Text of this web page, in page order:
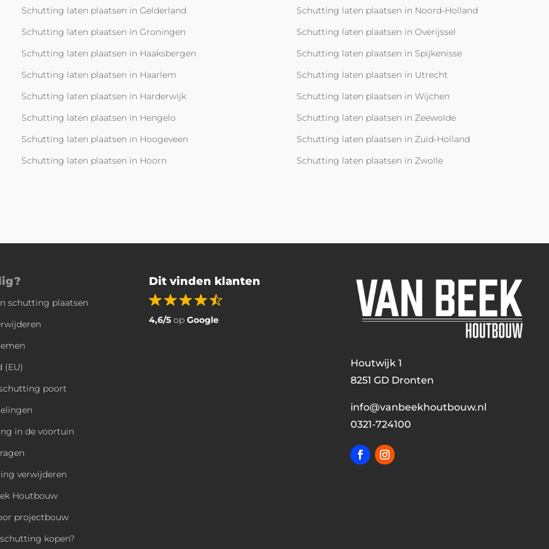
Schutting laten plaatsen in Gelderland
Schutting laten plaatsen in Groningen
Schutting laten plaatsen in Haaksbergen
Schutting laten plaatsen in Haarlem
Schutting laten plaatsen in Harderwijk
Schutting laten plaatsen in Hengelo
Schutting laten plaatsen in Hoogeveen
Schutting laten plaatsen in Hoorn
Schutting laten plaatsen in Noord-Holland
Schutting laten plaatsen in Overijssel
Schutting laten plaatsen in Spijkenisse
Schutting laten plaatsen in Utrecht
Schutting laten plaatsen in Wijchen
Schutting laten plaatsen in Zeewolde
Schutting laten plaatsen in Zuid-Holland
Schutting laten plaatsen in Zwolle
schutting plaatsen
(EU)
poort
in de voortuin
verwijderen
Houtbouw
projectbouw
kopen?
Dit vinden klanten
4,6/5 opGoogle
Houtwijk 1
8251 GD Dronten
info@vanbeekhoutbouw.nl
0321-724100